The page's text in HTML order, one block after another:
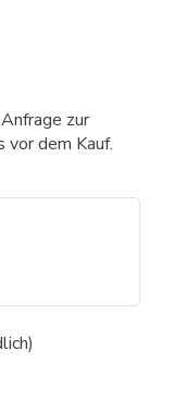
zur
dem Kauf.